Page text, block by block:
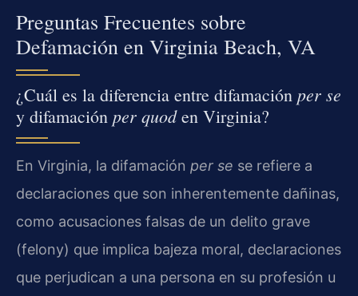
Preguntas Frecuentes sobre
Defamación en Virginia Beach, VA
¿Cuál es la diferencia entre difamación per se
y difamación per quoden Virginia?
En Virginia, la difamación per se se refiere a
declaraciones que son inherentemente dañinas,
como acusaciones falsas de un delito grave
(felony) que implica bajeza moral, declaraciones
que perjudican a una persona en su profesión u